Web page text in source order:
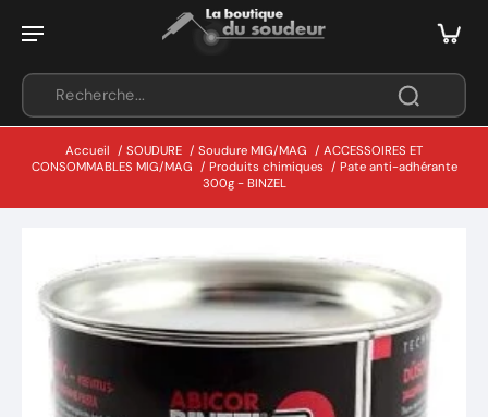
Accueil / SOUDURE / Soudure MIG/MAG / ACCESSOIRES ET
CONSOMMABLES MIG/MAG / Produits chimiques / Pate anti-adhérante
300g - BINZEL